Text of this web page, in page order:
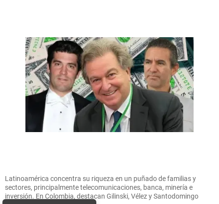
Latinoamérica concentra su riqueza en un puñado de familias y
sectores, principalmente telecomunicaciones, banca, minería e
inversión. En Colombia, destacan Gilinski, Vélez y Santodomingo